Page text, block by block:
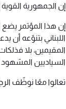
إن الجمهورية القوية
إن هذا المؤتمر يضع
اللبناني بتنوّعه أن
المقيمين، بلا
السياديين المشهود
تعالوا معًا نوظّف